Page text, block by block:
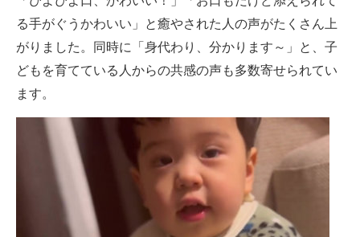
る手がぐうかわいい」と癒やされた人の声がたくさん上
がりました。同時に「身代わり、分かります～」と、子
どもを育てている人からの共感の声も多数寄せられてい
ます。